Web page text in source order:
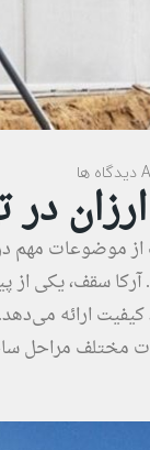
در
موضوعات مهم
آرکا سقف، یکی
ارائه
مختلف مراحل